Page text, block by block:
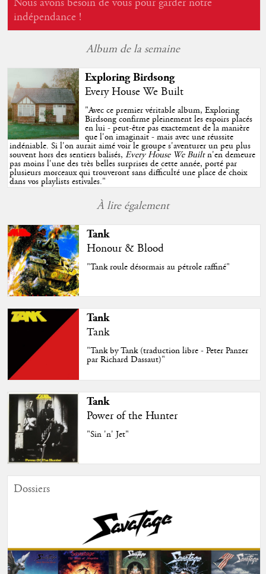
Nous avons besoin de vous pour garder notre
indépendance !
Album de la semaine
Exploring Birdsong
Every House We Built
"Avec ce premier véritable album, Exploring
Birdsong confirme pleinement les espoirs placés
en lui - peut-être pas exactement de la manière
que l'on imaginait - mais avec une réussite
indéniable. Si l'on aurait aimé voir le groupe s'aventurer un peu plus
souvent hors des sentiers balisés,Every House We Builtn'en demeure
pas moins l'une des très belles surprises de cette année, porté par
plusieurs morceaux qui trouveront sans difficulté une place de choix
dans vos playlists estivales."
À lire également
Tank
Honour & Blood
"Tank roule désormais au pétrole raffiné"
Tank
Tank
"Tank by Tank (traduction libre - Peter Panzer
par Richard Dassaut)"
Tank
Power of the Hunter
"Sin 'n' Jet"
Dossiers